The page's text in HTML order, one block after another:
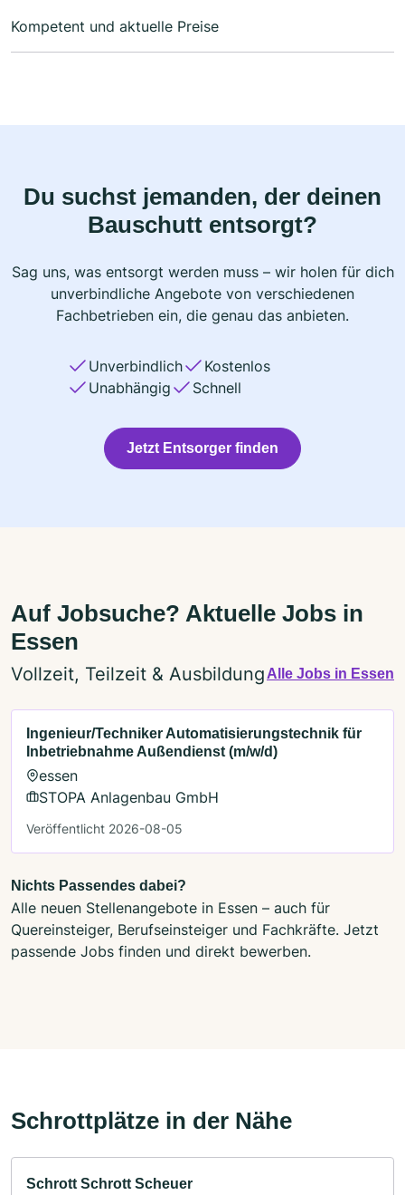
Kompetent und aktuelle Preise
Du suchst jemanden, der deinen
Bauschutt entsorgt?
Sag uns, was entsorgt werden muss – wir holen für dich
unverbindliche Angebote von verschiedenen
Fachbetrieben ein, die genau das anbieten.
Unverbindlich
Kostenlos
Unabhängig
Schnell
Jetzt Entsorger finden
Auf Jobsuche? Aktuelle Jobs in
Essen
Vollzeit, Teilzeit & Ausbildung Alle Jobs in Essen
Ingenieur/Techniker Automatisierungstechnik für
Inbetriebnahme Außendienst (m/w/d)
essen
STOPA Anlagenbau GmbH
Veröffentlicht 2026-08-05
Nichts Passendes dabei?
Alle neuen Stellenangebote in Essen – auch für
Quereinsteiger, Berufseinsteiger und Fachkräfte. Jetzt
passende Jobs finden und direkt bewerben.
Schrottplätze in der Nähe
Schrott Schrott Scheuer